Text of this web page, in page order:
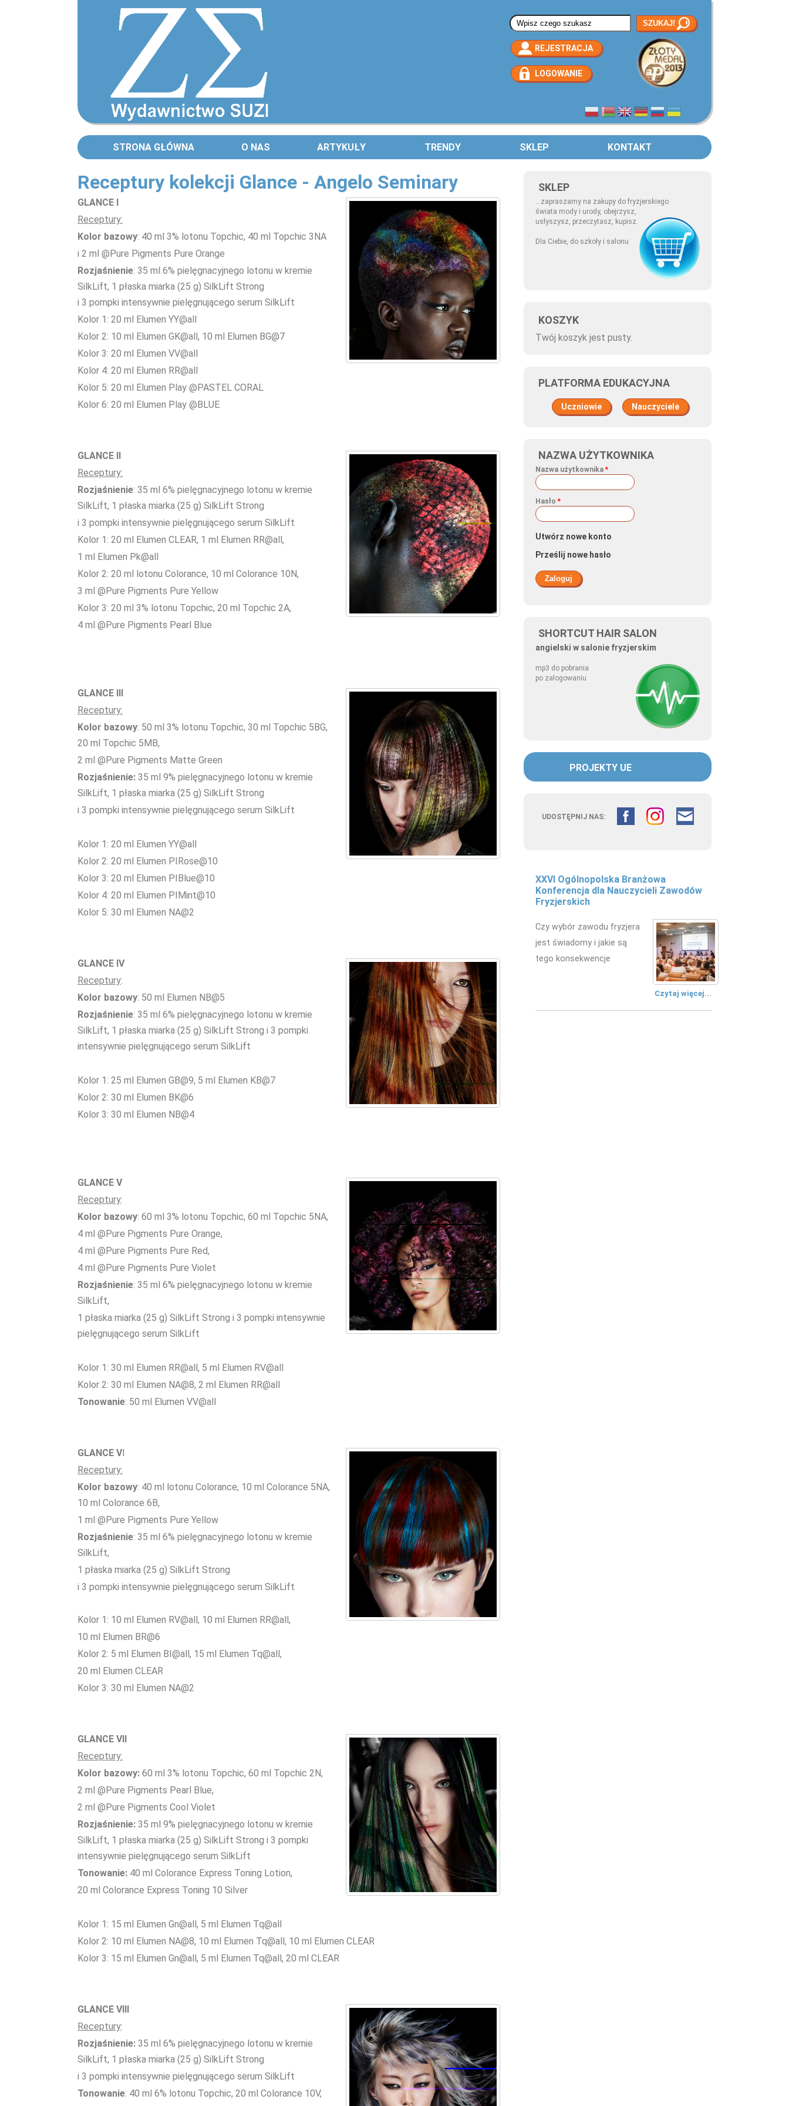
Formularz wyszukiwania
REJESTRACJA
LOGOWANIE
STRONA GŁÓWNA O NAS ARTYKUŁY TRENDY SKLEP KONTAKT
SKLEP
...zapraszamy na zakupy do fryzjerskiego
świata mody i urody, obejrzysz,
usłyszysz, przeczytasz, kupisz.
Dla Ciebie, do szkoły i salonu
KOSZYK
Twój koszyk jest pusty.
PLATFORMA EDUKACYJNA
Uczniowie Nauczyciele
NAZWA UŻYTKOWNIKA
Nazwa użytkownika *
Hasło *
Utwórz nowe konto
Prześlij nowe hasło
SHORTCUT HAIR SALON
angielski w salonie fryzjerskim
mp3 do pobrania
po zalogowaniu
PROJEKTY UE
UDOSTĘPNIJ NAS:
Fryzjerstwo łączy pokolenia –
doświadczenie edukacyjne w
kształceniu przyszłych fryzjerów
W Zespole Szkół
Mechanicznych w Kielcach
zorganizowano wydarzenie
Czytaj więcej...
Receptury kolekcji Glance - Angelo Seminary
GLANCE I
Receptury:
Kolor bazowy: 40 ml 3% lotonu Topchic, 40 ml Topchic 3NA
i 2 ml @Pure Pigments Pure Orange
Rozjaśnienie: 35 ml 6% pielęgnacyjnego lotonu w kremie
SilkLift, 1 płaska miarka (25 g) SilkLift Strong
i 3 pompki intensywnie pielęgnującego serum SilkLift
Kolor 1: 20 ml Elumen YY@all
Kolor 2: 10 ml Elumen GK@all, 10 ml Elumen BG@7
Kolor 3: 20 ml Elumen VV@all
Kolor 4: 20 ml Elumen RR@all
Kolor 5: 20 ml Elumen Play @PASTEL CORAL
Kolor 6: 20 ml Elumen Play @BLUE
GLANCE II
Receptury:
Rozjaśnienie: 35 ml 6% pielęgnacyjnego lotonu w kremie
SilkLift, 1 płaska miarka (25 g) SilkLift Strong
i 3 pompki intensywnie pielęgnującego serum SilkLift
Kolor 1: 20 ml Elumen CLEAR, 1 ml Elumen RR@all,
1 ml Elumen Pk@all
Kolor 2: 20 ml lotonu Colorance, 10 ml Colorance 10N,
3 ml @Pure Pigments Pure Yellow
Kolor 3: 20 ml 3% lotonu Topchic, 20 ml Topchic 2A,
4 ml @Pure Pigments Pearl Blue
GLANCE III
Receptury:
Kolor bazowy: 50 ml 3% lotonu Topchic, 30 ml Topchic 5BG,
20 ml Topchic 5MB,
2 ml @Pure Pigments Matte Green
Rozjaśnienie: 35 ml 9% pielęgnacyjnego lotonu w kremie
SilkLift, 1 płaska miarka (25 g) SilkLift Strong
i 3 pompki intensywnie pielęgnującego serum SilkLift
Kolor 1: 20 ml Elumen YY@all
Kolor 2: 20 ml Elumen PIRose@10
Kolor 3: 20 ml Elumen PIBlue@10
Kolor 4: 20 ml Elumen PIMint@10
Kolor 5: 30 ml Elumen NA@2
GLANCE IV
Receptury:
Kolor bazowy: 50 ml Elumen NB@5
Rozjaśnienie: 35 ml 6% pielęgnacyjnego lotonu w kremie
SilkLift, 1 płaska miarka (25 g) SilkLift Strong i 3 pompki
intensywnie pielęgnującego serum SilkLift
Kolor 1: 25 ml Elumen GB@9, 5 ml Elumen KB@7
Kolor 2: 30 ml Elumen BK@6
Kolor 3: 30 ml Elumen NB@4
GLANCE V
Receptury:
Kolor bazowy: 60 ml 3% lotonu Topchic, 60 ml Topchic 5NA,
4 ml @Pure Pigments Pure Orange,
4 ml @Pure Pigments Pure Red,
4 ml @Pure Pigments Pure Violet
Rozjaśnienie: 35 ml 6% pielęgnacyjnego lotonu w kremie
SilkLift,
1 płaska miarka (25 g) SilkLift Strong i 3 pompki intensywnie
pielęgnującego serum SilkLift
Kolor 1: 30 ml Elumen RR@all, 5 ml Elumen RV@all
Kolor 2: 30 ml Elumen NA@8, 2 ml Elumen RR@all
Tonowanie: 50 ml Elumen VV@all
GLANCE VI
Receptury:
Kolor bazowy: 40 ml lotonu Colorance, 10 ml Colorance 5NA,
10 ml Colorance 6B,
1 ml @Pure Pigments Pure Yellow
Rozjaśnienie: 35 ml 6% pielęgnacyjnego lotonu w kremie
SilkLift,
1 płaska miarka (25 g) SilkLift Strong
i 3 pompki intensywnie pielęgnującego serum SilkLift
Kolor 1: 10 ml Elumen RV@all, 10 ml Elumen RR@all,
10 ml Elumen BR@6
Kolor 2: 5 ml Elumen BI@all, 15 ml Elumen Tq@all,
20 ml Elumen CLEAR
Kolor 3: 30 ml Elumen NA@2
GLANCE VII
Receptury:
Kolor bazowy: 60 ml 3% lotonu Topchic, 60 ml Topchic 2N,
2 ml @Pure Pigments Pearl Blue,
2 ml @Pure Pigments Cool Violet
Rozjaśnienie: 35 ml 9% pielęgnacyjnego lotonu w kremie
SilkLift, 1 płaska miarka (25 g) SilkLift Strong i 3 pompki
intensywnie pielęgnującego serum SilkLift
Tonowanie: 40 ml Colorance Express Toning Lotion,
20 ml Colorance Express Toning 10 Silver
Kolor 1: 15 ml Elumen Gn@all, 5 ml Elumen Tq@all
Kolor 2: 10 ml Elumen NA@8, 10 ml Elumen Tq@all, 10 ml Elumen CLEAR
Kolor 3: 15 ml Elumen Gn@all, 5 ml Elumen Tq@all, 20 ml CLEAR
GLANCE VIII
Receptury:
Rozjaśnienie: 35 ml 6% pielęgnacyjnego lotonu w kremie
SilkLift, 1 płaska miarka (25 g) SilkLift Strong
i 3 pompki intensywnie pielęgnującego serum SilkLift
Tonowanie: 40 ml 6% lotonu Topchic, 20 ml Colorance 10V,